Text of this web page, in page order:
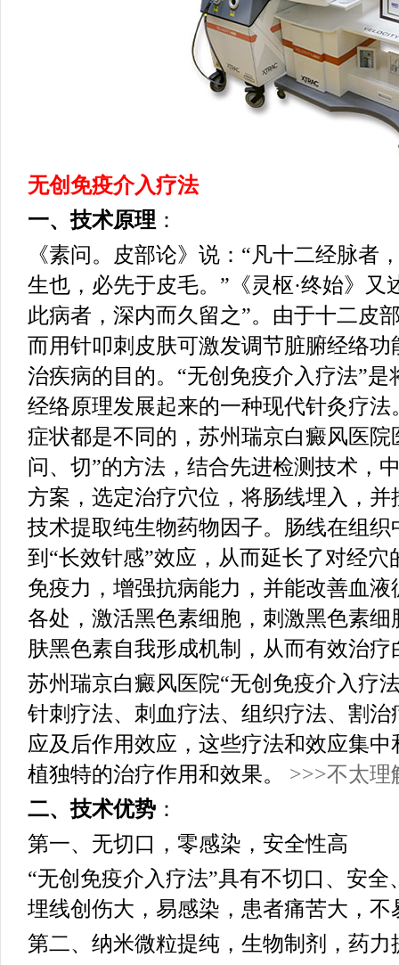
无创免疫介入疗法
一、技术原理 ：
《素问。皮部论》说：“凡十二经脉者
生也，必先于皮毛。”《灵枢·终始》又
此病者，深内而久留之”。由于十二皮
而用针叩刺皮肤可激发调节脏腑经络
治疾病的目的。“无创免疫介入疗法”
经络原理发展起来的一种现代针灸疗
症状都是不同的，苏州瑞京白癜风医
问、切”的方法，结合先进检测技术，
方案，选定治疗穴位，将肠线埋入，
技术提取纯生物药物因子。肠线在组
到“长效针感”效应，从而延长了对经
免疫力，增强抗病能力，并能改善血
各处，激活黑色素细胞，刺激黑色素
肤黑色素自我形成机制，从而有效治疗
苏州瑞京白癜风医院“无创免疫介入疗
针刺疗法、刺血疗法、组织疗法、割
应及后作用效应，这些疗法和效应集
植独特的治疗作用和效果。 >>>不太理
二、技术优势 ：
第一、无切口，零感染，安全性高
“无创免疫介入疗法”具有不切口、安
埋线创伤大，易感染，患者痛苦大，不
第二、纳米微粒提纯，生物制剂，药力